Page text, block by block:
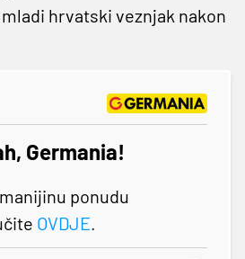
hrvatski veznjak nakon
Germania!
ponudu
OVDJE.